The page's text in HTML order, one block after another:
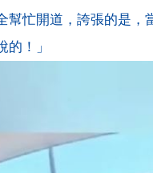
忙開道，誇張的是，
！」